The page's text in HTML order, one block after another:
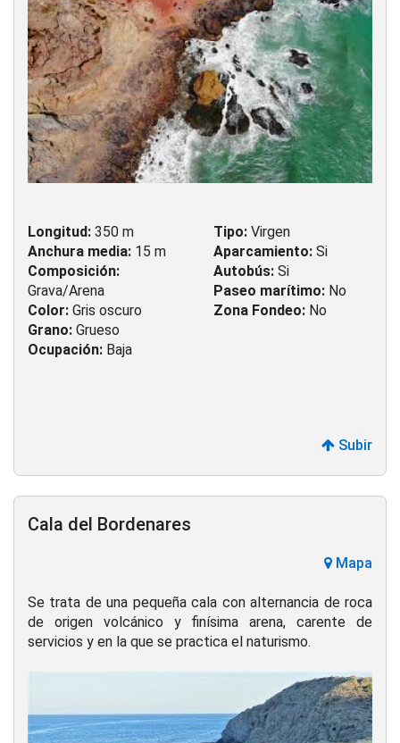
Longitud: 350 m
Anchura media: 15 m
Composición:
Grava/Arena
Color: Gris oscuro
Grano: Grueso
Ocupación: Baja
Tipo: Virgen
Aparcamiento: Si
Autobús: Si
Paseo marítimo: No
Zona Fondeo: No
Subir
Cala del Bordenares
Mapa
Se trata de una pequeña cala con alternancia de roca
de origen volcánico y finísima arena, carente de
servicios y en la que se practica el naturismo.